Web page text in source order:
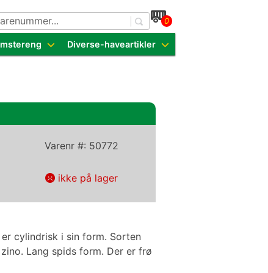
sorter 0
Diverse-haveartikler
cylindrisk i sin form. Sorten
Lang spids form. Der er frø
Varenr #: 50772
ikke på lager